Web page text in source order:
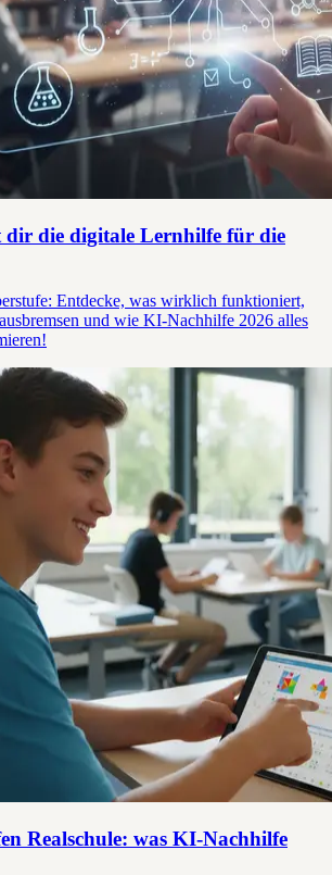
dir die digitale Lernhilfe für die
Entdecke, was wirklich funktioniert,
und wie KI-Nachhilfe 2026 alles
Realschule: was KI-Nachhilfe